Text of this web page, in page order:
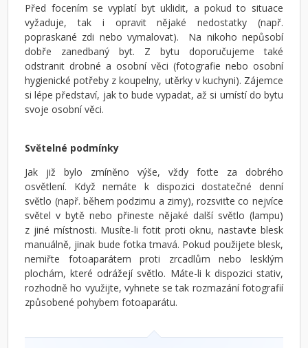
Před focením se vyplatí byt uklidit, a pokud to situace
vyžaduje, tak i opravit nějaké nedostatky (např.
popraskané zdi nebo vymalovat). Na nikoho nepůsobí
dobře zanedbaný byt. Z bytu doporučujeme také
odstranit drobné a osobní věci (fotografie nebo osobní
hygienické potřeby z koupelny, utěrky v kuchyni). Zájemce
si lépe představí, jak to bude vypadat, až si umístí do bytu
svoje osobní věci.
Světelné podmínky
Jak již bylo zmíněno výše, vždy foťte za dobrého
osvětlení. Když nemáte k dispozici dostatečné denní
světlo (např. během podzimu a zimy), rozsviťte co nejvíce
světel v bytě nebo přineste nějaké další světlo (lampu)
z jiné místnosti. Musíte-li fotit proti oknu, nastavte blesk
manuálně, jinak bude fotka tmavá. Pokud použijete blesk,
nemiřte fotoaparátem proti zrcadlům nebo lesklým
plochám, které odrážejí světlo. Máte-li k dispozici stativ,
rozhodně ho využijte, vyhnete se tak rozmazání fotografií
způsobené pohybem fotoaparátu.